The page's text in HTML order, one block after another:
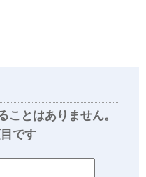
ことはありません。
です